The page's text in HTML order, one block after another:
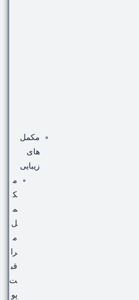
مکمل
های
زیبایی
م
ک
م
ل
م
را
قب
ت
پو